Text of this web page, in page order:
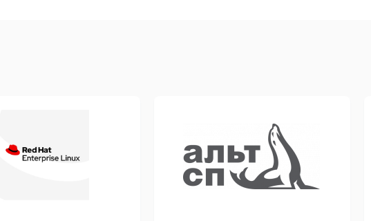
Бинарные файлы Linux могут работать на уровне Linux ABI, где
эквиваленты FreeBSD. Таким образом могут использоваться, например,
различное прикладное ПО, например, Linux Flash Plugin для веб-
популярной альтернативной реализации Windows API, которую